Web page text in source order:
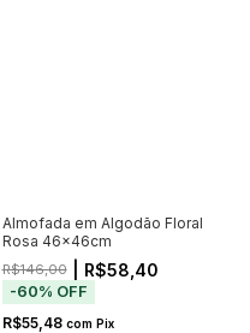
Almofada em Algodão Floral
Rosa 46x46cm
R$146,00| R$58,40
-60% OFF
R$55,48 com Pix